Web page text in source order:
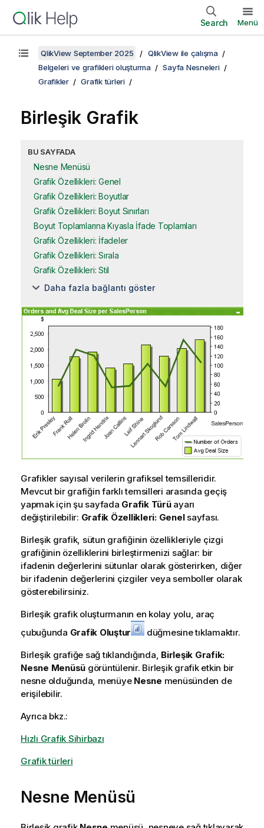
Search Menü
QlikView September 2025
QlikView ile çalışma
Belgeleri ve grafikleri oluşturma
Sayfa Nesneleri
Grafikler
Grafik türleri
Birleşik Grafik
BU SAYFADA
Nesne Menüsü
Grafik Özellikleri: Genel
Grafik Özellikleri: Boyutlar
Grafik Özellikleri: Boyut Sınırları
Boyut Toplamlarına Kıyasla İfade Toplamları
Grafik Özellikleri: İfadeler
Grafik Özellikleri: Sırala
Grafik Özellikleri: Stil
Daha fazla bağlantı göster
Grafikler sayısal verilerin grafiksel temsilleridir.
Mevcut bir grafiğin farklı temsilleri arasında geçiş
yapmak için şu sayfada Grafik Türüayarı
değiştirilebilir: Grafik Özellikleri: Genelsayfası.
Birleşik grafik, sütun grafiğinin özellikleriyle çizgi
grafiğinin özelliklerini birleştirmenizi sağlar: bir
ifadenin değerlerini sütunlar olarak gösterirken, diğer
bir ifadenin değerlerini çizgiler veya semboller olarak
gösterebilirsiniz.
Birleşik grafik oluşturmanın en kolay yolu, araç
çubuğunda Grafik Oluştur
düğmesine tıklamaktır.
Birleşik grafiğe sağ tıklandığında, Birleşik Grafik:
Nesne Menüsü görüntülenir. Birleşik grafik etkin bir
nesne olduğunda, menüye Nesne menüsünden de
erişilebilir.
Ayrıca bkz.:
Hızlı Grafik Sihirbazı
Grafik türleri
Nesne Menüsü